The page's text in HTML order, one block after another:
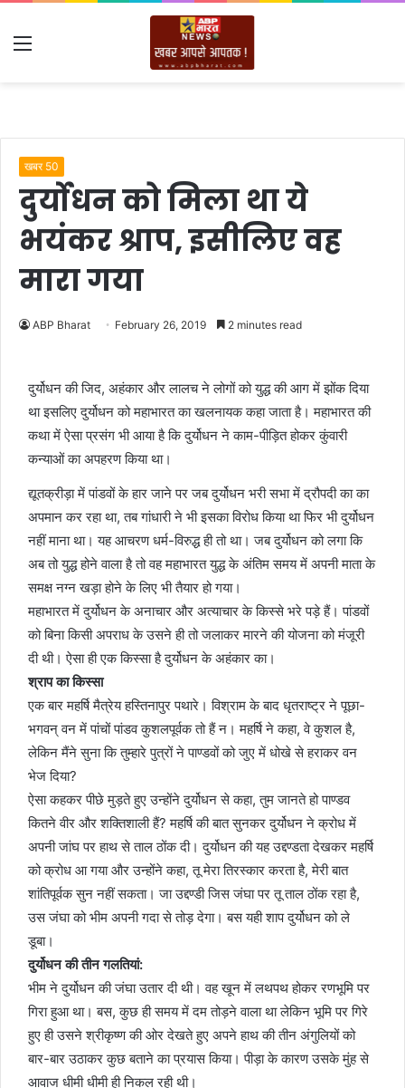
Menu
खबर 50
दुर्योधन को मिला था ये
भयंकर श्राप, इसीलिए वह
मारा गया
ABP Bharat February 26, 2019 2 minutes read
दुर्योधन की जिद, अहंकार और लालच ने लोगों को युद्ध की आग में झोंक दिया
था इसलिए दुर्योधन को महाभारत का खलनायक कहा जाता है। महाभारत की
कथा में ऐसा प्रसंग भी आया है कि दुर्योधन ने काम-पीड़ित होकर कुंवारी
कन्याओं का अपहरण किया था।
द्यूतक्रीड़ा में पांडवों के हार जाने पर जब दुर्योधन भरी सभा में द्रौपदी का का
अपमान कर रहा था, तब गांधारी ने भी इसका विरोध किया था फिर भी दुर्योधन
नहीं माना था। यह आचरण धर्म-विरुद्ध ही तो था। जब दुर्योधन को लगा कि
अब तो युद्ध होने वाला है तो वह महाभारत युद्ध के अंतिम समय में अपनी माता के
समक्ष नग्न खड़ा होने के लिए भी तैयार हो गया।
महाभारत में दुर्योधन के अनाचार और अत्याचार के किस्से भरे पड़े हैं। पांडवों
को बिना किसी अपराध के उसने ही तो जलाकर मारने की योजना को मंजूरी
दी थी। ऐसा ही एक किस्सा है दुर्योधन के अहंकार का।
श्राप का किस्सा
एक बार महर्षि मैत्रेय हस्तिनापुर पथारे। विश्राम के बाद धृतराष्ट्र ने पूछा-
भगवन् वन में पांचों पांडव कुशलपूर्वक तो हैं न। महर्षि ने कहा, वे कुशल है,
लेकिन मैंने सुना कि तुम्हारे पुत्रों ने पाण्डवों को जुए में धोखे से हराकर वन
भेज दिया?
ऐसा कहकर पीछे मुड़ते हुए उन्होंने दुर्योधन से कहा, तुम जानते हो पाण्डव
कितने वीर और शक्तिशाली हैं? महर्षि की बात सुनकर दुर्योधन ने क्रोध में
अपनी जांघ पर हाथ से ताल ठोंक दी। दुर्योधन की यह उद्दण्डता देखकर महर्षि
को क्रोध आ गया और उन्होंने कहा, तू मेरा तिरस्कार करता है, मेरी बात
शांतिपूर्वक सुन नहीं सकता। जा उद्दण्डी जिस जंघा पर तू ताल ठोंक रहा है,
उस जंघा को भीम अपनी गदा से तोड़ देगा। बस यही शाप दुर्योधन को ले
डूबा।
दुर्योधन की तीन गलतियां:
भीम ने दुर्योधन की जंघा उतार दी थी। वह खून में लथपथ होकर रणभूमि पर
गिरा हुआ था। बस, कुछ ही समय में दम तोड़ने वाला था लेकिन भूमि पर गिरे
हुए ही उसने श्रीकृष्ण की ओर देखते हुए अपने हाथ की तीन अंगुलियों को
बार-बार उठाकर कुछ बताने का प्रयास किया। पीड़ा के कारण उसके मुंह से
आवाज धीमी धीमी ही निकल रही थी।